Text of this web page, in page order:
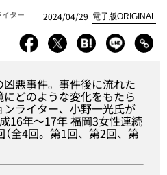
ター 2024/04/29 電子版ORIGINAL
悪事件。事件後に流れた
どのような変化をもたら
ライター、小野一光氏が
16年～17年 福岡3女性連続
全4回。 第1回、 第2回、 第